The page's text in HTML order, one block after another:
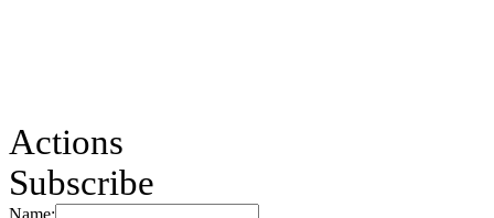
Actions
Subscribe
Name: